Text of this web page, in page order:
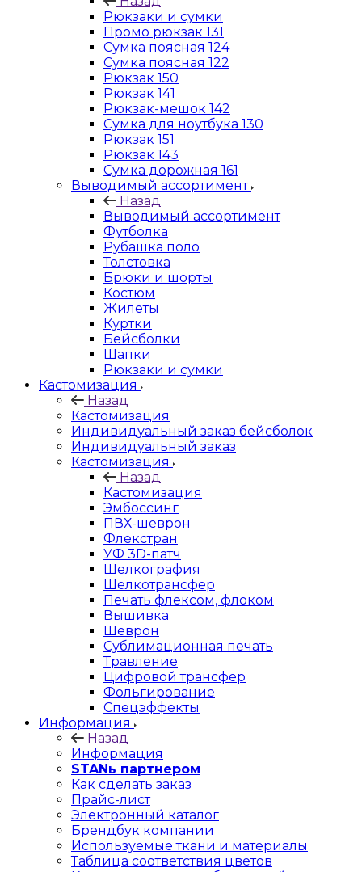
Рюкзаки и сумки
Промо рюкзак 131
Сумка поясная 124
Сумка поясная 122
Рюкзак 150
Рюкзак 141
Рюкзак-мешок 142
Сумка для ноутбука 130
Рюкзак 151
Рюкзак 143
Сумка дорожная 161
Выводимый ассортимент
Назад
Выводимый ассортимент
Футболка
Рубашка поло
Толстовка
Брюки и шорты
Костюм
Жилеты
Куртки
Бейсболки
Шапки
Рюкзаки и сумки
Кастомизация
Назад
Кастомизация
Индивидуальный заказ бейсболок
Индивидуальный заказ
Кастомизация
Назад
Кастомизация
Эмбоссинг
ПВХ-шеврон
Флекстран
УФ 3D-патч
Шелкография
Шелкотрансфер
Печать флексом, флоком
Вышивка
Шеврон
Сублимационная печать
Травление
Цифровой трансфер
Фольгирование
Спецэффекты
Информация
Назад
Информация
STANь партнером
Как сделать заказ
Прайс-лист
Электронный каталог
Брендбук компании
Используемые ткани и материалы
Таблица соответствия цветов